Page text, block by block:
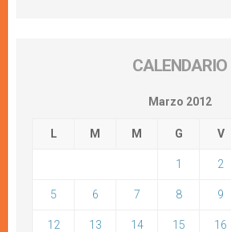
CALENDARIO
Marzo 2012
L M M G V
1 2
5 6 7 8 9
12 13 14 15 16